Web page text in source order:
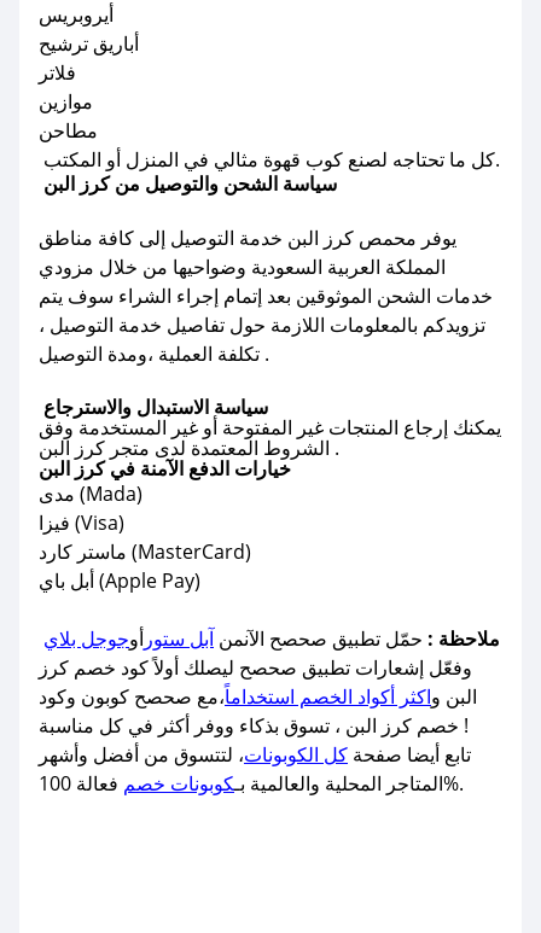
أيروبريس
أباريق ترشيح
فلاتر
موازين
مطاحن
كل ما تحتاجه لصنع كوب قهوة مثالي في المنزل أو المكتب.
سياسة الشحن والتوصيل من كرز البن
يوفر محمص كرز البن خدمة التوصيل إلى كافة مناطق
المملكة العربية السعودية وضواحيها من خلال مزودي
خدمات الشحن الموثوقين بعد إتمام إجراء الشراء سوف يتم
تزويدكم بالمعلومات اللازمة حول تفاصيل خدمة التوصيل ،
تكلفة العملية ،ومدة التوصيل .
سياسة الاستبدال والاسترجاع
يمكنك إرجاع المنتجات غير المفتوحة أو غير المستخدمة وفق
الشروط المعتمدة لدى متجر كرز البن .
خيارات الدفع الآمنة في كرز البن
مدى (Mada)
فيزا (Visa)
ماستر كارد (MasterCard)
أبل باي (Apple Pay)
ملاحظة : حمّل تطبيق صحصح الآنمن آبل ستور أوجوجل بلاي
وفعّل إشعارات تطبيق صحصح ليصلك أولاً كود خصم كرز
البن واكثر أكواد الخصم استخداماً،مع صحصح كوبون وكود
خصم كرز البن ، تسوق بذكاء ووفر أكثر في كل مناسبة !
تابع أيضا صفحة كل الكوبونات، لتتسوق من أفضل وأشهر
المتاجر المحلية والعالمية بـكوبونات خصم فعالة 100%.